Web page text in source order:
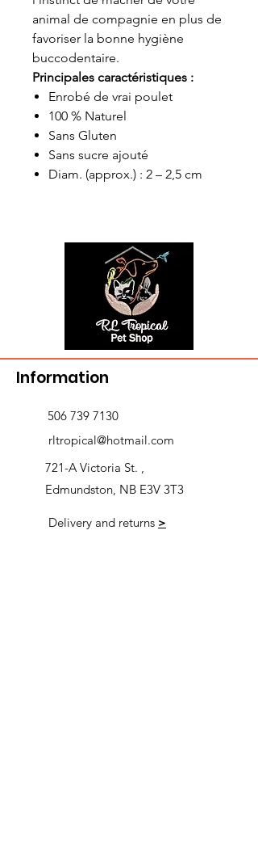
animal de compagnie en plus de
favoriser la bonne hygiène
buccodentaire.
Principales caractéristiques :
Enrobé de vrai poulet
100 % Naturel
Sans Gluten
Sans sucre ajouté
Diam. (approx.) : 2 – 2,5 cm
Information
506 739 7130
rltropical@hotmail.com
721-A Victoria St. ,
Edmundston, NB E3V 3T3
Delivery and returns >